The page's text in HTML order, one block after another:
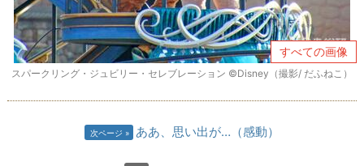
すべての画像
スパークリング・ジュビリー・セレブレーション ©Disney（撮影/ だふねこ）
次ページ ああ、思い出が…（感動）